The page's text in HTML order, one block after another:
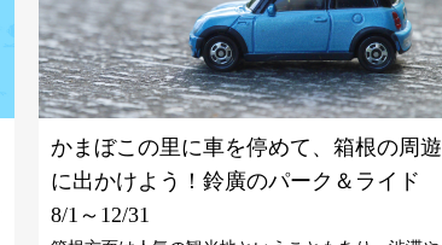
かまぼこの里に車を停めて、箱根の周遊
に出かけよう！鈴廣のパーク＆ライド
8/1～12/31